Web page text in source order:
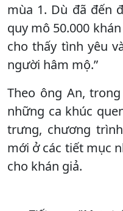
mùa 1. Dù đã đến
quy mô 50.000
cho thấy tình yêu
người hâm mộ.”
Theo ông An,
những ca khúc
trưng, chương
mới ở các tiết mục
cho khán giả.